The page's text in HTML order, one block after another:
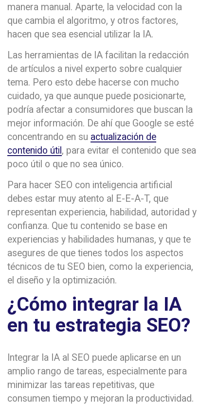
manera manual. Aparte, la velocidad con la
que cambia el algoritmo, y otros factores,
hacen que sea esencial utilizar la IA.
Las herramientas de IA facilitan la redacción
de artículos a nivel experto sobre cualquier
tema. Pero esto debe hacerse con mucho
cuidado, ya que aunque puede posicionarte,
podría afectar a consumidores que buscan la
mejor información. De ahí que Google se esté
concentrando en su actualización de
contenido útil , para evitar el contenido que sea
poco útil o que no sea único.
Para hacer SEO con inteligencia artificial
debes estar muy atento al E-E-A-T, que
representan experiencia, habilidad, autoridad y
confianza. Que tu contenido se base en
experiencias y habilidades humanas, y que te
asegures de que tienes todos los aspectos
técnicos de tu SEO bien, como la experiencia,
el diseño y la optimización.
¿Cómo integrar la IA
en tu estrategia SEO?
Integrar la IA al SEO puede aplicarse en un
amplio rango de tareas, especialmente para
minimizar las tareas repetitivas, que
consumen tiempo y mejoran la productividad.